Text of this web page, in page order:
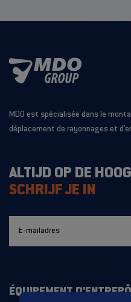
MDO est spécialisée dans le
déplacement de rayonnages et
ALTIJD OP DE
SCHRIJF JE IN
ÉQUIPEMENT